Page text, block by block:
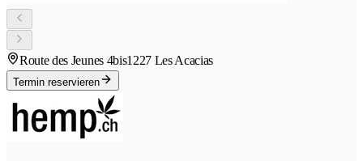
Route des Jeunes 4bis1227 Les Acacias
Termin reservieren